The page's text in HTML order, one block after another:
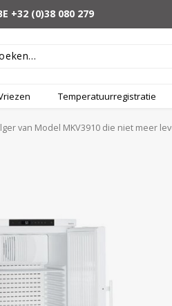
+32 (0)38 080 279
Temperatuurregistratie
van Model MKV3910 die niet meer